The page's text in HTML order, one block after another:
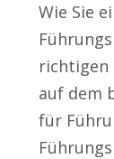
Wie Sie
auf dem
für